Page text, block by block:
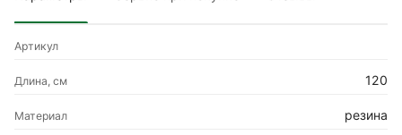
Артикул
Длина, см 120
Материал резина